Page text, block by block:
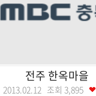
전주 한옥마을
2013.02.12 조회 3,895